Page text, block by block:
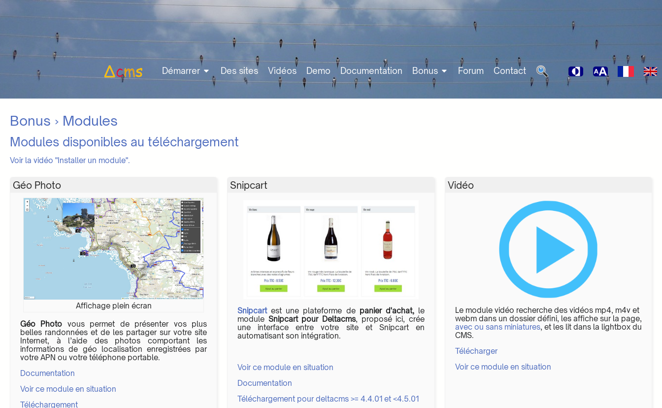
Démarrer Des sites Vidéos Demo Documentation Bonus Forum Contact
Bonus › Modules
Modules disponibles au téléchargement
Voir la vidéo "Installer un module".
Géo Photo
Affichage plein écran
Géo Photo vous permet de présenter vos plus
belles randonnées et de les partager sur votre site
Internet, à l’aide des photos comportant les
informations de géo localisation enregistrées par
votre APN ou votre téléphone portable.
Documentation
Voir ce module en situation
Téléchargement
Snipcart
Snipcartest une plateforme de panier d'achat, le
module Snipcart pour Deltacms, proposé ici, crée
une interface entre votre site et Snipcart en
automatisant son intégration.
Voir ce module en situation
Documentation
Téléchargement pour deltacms >= 4.4.01 et <4.5.01
Vidéo
Le module vidéo recherche des vidéos mp4, m4v et
webm dans un dossier défini, les affiche sur la page,
avec ou sans miniatures, et les lit dans la lightbox du
CMS.
Télécharger
Voir ce module en situation